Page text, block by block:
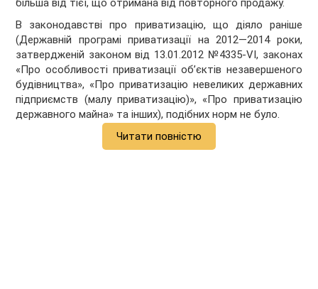
більша від тієї, що отримана від повторного продажу.
В законодавстві про приватизацію, що діяло раніше
(Державній програмі приватизації на 2012—2014 роки,
затвердженій законом від 13.01.2012 №4335-VI, законах
«Про особливості приватизації об’єктів незавершеного
будівництва», «Про приватизацію невеликих державних
підприємств (малу приватизацію)», «Про приватизацію
державного майна» та інших), подібних норм не було.
Читати повністю